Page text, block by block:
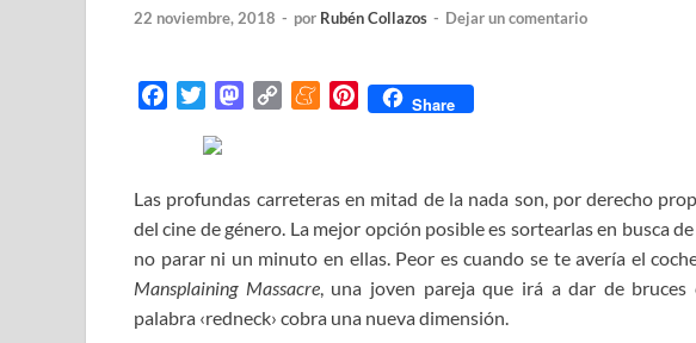
22 noviembre, 2018 - por Rubén Collazos - Dejar un comentario
b
o
o
k
i
t
e
r
M
o
d
o
n
L
i
n
k
M
a
m
e
P
e
e
s
t
Share
Las profundas carreteras en mitad de la nada son, por derecho
del cine de género. La mejor opción posible es sortearlas en busca
no parar ni un minuto en ellas. Peor es cuando se te avería el
Mansplaining Massacre, una joven pareja que irá a dar de bruces
palabra ‹redneck› cobra una nueva dimensión.